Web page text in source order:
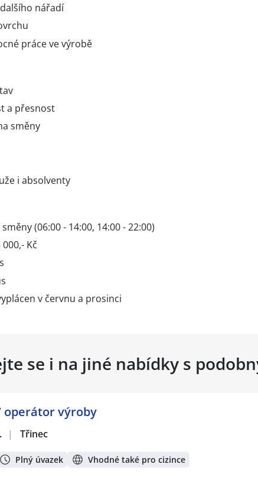
nářadí
práce ve výrobě
a přesnost
směny
i absolventy
(06:00 - 14:00, 14:00 - 22:00)
Kč
v červnu a prosinci
se i na jiné nabídky s
operátor výroby
| Třinec
Plný úvazek Vhodné také pro cizince